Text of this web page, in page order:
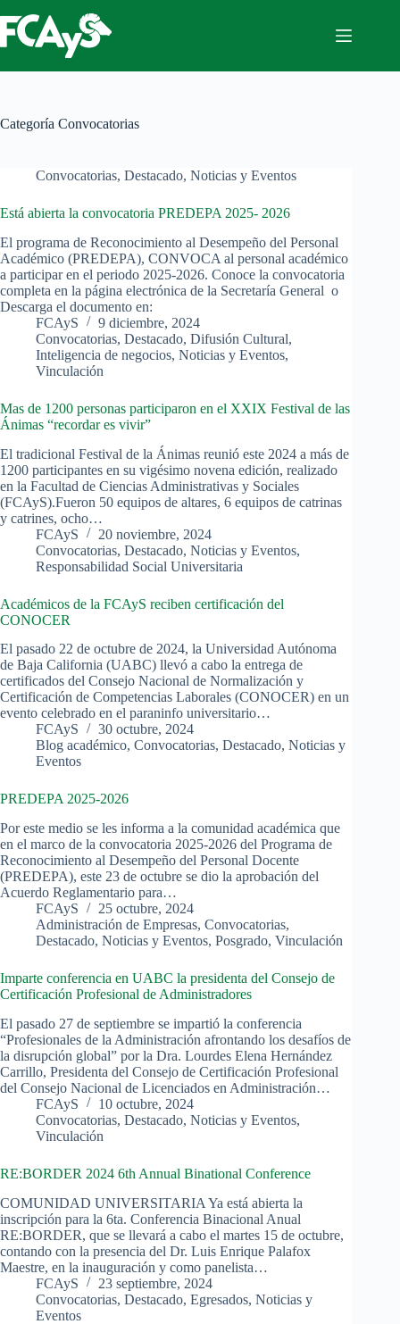
al
contenido
Categoría Convocatorias
Convocatorias, Destacado, Noticias y Eventos
Está abierta la convocatoria PREDEPA 2025- 2026
El programa de Reconocimiento al Desempeño del Personal
Académico (PREDEPA), CONVOCA al personal académico
a participar en el periodo 2025-2026. Conoce la convocatoria
completa en la página electrónica de la Secretaría General o
Descarga el documento en:
FCAyS
9 diciembre, 2024
Convocatorias, Destacado, Difusión Cultural,
Inteligencia de negocios, Noticias y Eventos,
Vinculación
Mas de 1200 personas participaron en el XXIX Festival de las
Ánimas “recordar es vivir”
El tradicional Festival de la Ánimas reunió este 2024 a más de
1200 participantes en su vigésimo novena edición, realizado
en la Facultad de Ciencias Administrativas y Sociales
(FCAyS).Fueron 50 equipos de altares, 6 equipos de catrinas
y catrines, ocho…
FCAyS
20 noviembre, 2024
Convocatorias, Destacado, Noticias y Eventos,
Responsabilidad Social Universitaria
Académicos de la FCAyS reciben certificación del
CONOCER
El pasado 22 de octubre de 2024, la Universidad Autónoma
de Baja California (UABC) llevó a cabo la entrega de
certificados del Consejo Nacional de Normalización y
Certificación de Competencias Laborales (CONOCER) en un
evento celebrado en el paraninfo universitario…
FCAyS
30 octubre, 2024
Blog académico, Convocatorias, Destacado, Noticias y
Eventos
PREDEPA 2025-2026
Por este medio se les informa a la comunidad académica que
en el marco de la convocatoria 2025-2026 del Programa de
Reconocimiento al Desempeño del Personal Docente
(PREDEPA), este 23 de octubre se dio la aprobación del
Acuerdo Reglamentario para…
FCAyS
25 octubre, 2024
Administración de Empresas, Convocatorias,
Destacado, Noticias y Eventos, Posgrado, Vinculación
Imparte conferencia en UABC la presidenta del Consejo de
Certificación Profesional de Administradores
El pasado 27 de septiembre se impartió la conferencia
“Profesionales de la Administración afrontando los desafíos de
la disrupción global” por la Dra. Lourdes Elena Hernández
Carrillo, Presidenta del Consejo de Certificación Profesional
del Consejo Nacional de Licenciados en Administración…
FCAyS
10 octubre, 2024
Convocatorias, Destacado, Noticias y Eventos,
Vinculación
RE:BORDER 2024 6th Annual Binational Conference
COMUNIDAD UNIVERSITARIA Ya está abierta la
inscripción para la 6ta. Conferencia Binacional Anual
RE:BORDER, que se llevará a cabo el martes 15 de octubre,
contando con la presencia del Dr. Luis Enrique Palafox
Maestre, en la inauguración y como panelista…
FCAyS
23 septiembre, 2024
Convocatorias, Destacado, Egresados, Noticias y
Eventos